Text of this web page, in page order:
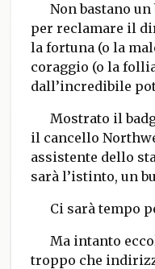
Non bastano
per reclamare il
la fortuna (o la
coraggio (o la
dall’incredibile
Mostrato il
il cancello
assistente dello
sarà l’istinto, un
Ci sarà tempo
Ma intanto
troppo che